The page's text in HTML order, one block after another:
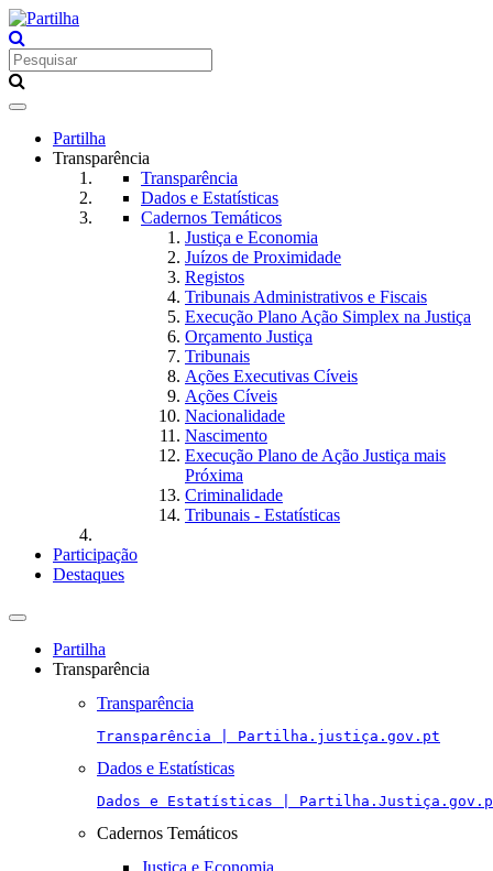
Toggle
navigationPartilha
Transparência
Transparência
Dados e Estatísticas
Cadernos Temáticos
Justiça e Economia
Juízos de Proximidade
Registos
Tribunais Administrativos e Fiscais
Execução Plano Ação Simplex na Justiça
Orçamento Justiça
Tribunais
Ações Executivas Cíveis
Ações Cíveis
Nacionalidade
Nascimento
Execução Plano de Ação Justiça mais
Próxima
Criminalidade
Tribunais - Estatísticas
Participação
Destaques
Toggle
navigationPartilha
Transparência
Transparência
Transparência | Partilha.justiça.gov.pt
Dados e Estatísticas
Dados e Estatísticas |
Cadernos Temáticos
Justiça e Economia